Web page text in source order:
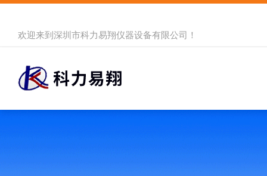
欢迎来到 深圳市科力易翔仪器设备有限公司 ！